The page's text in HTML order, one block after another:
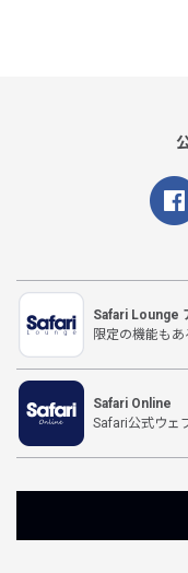
Safari Lounge
限定の機能も
Safari Online
Safari公式ウェ